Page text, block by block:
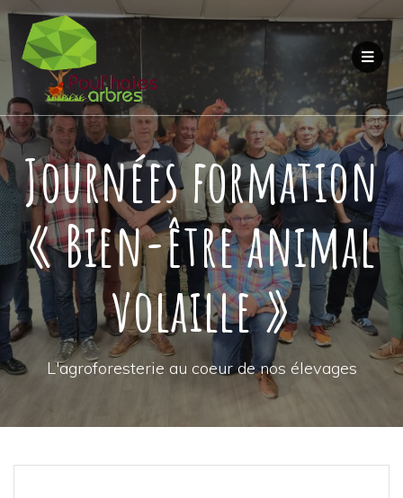
Journées formation
« Bien-être animal
volaille »
L'agroforesterie au coeur de nos élevages